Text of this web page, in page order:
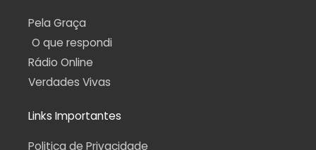
Pela Graça
O que respondi
Rádio Online
Verdades Vivas
Links Importantes
Politica de Privacidade